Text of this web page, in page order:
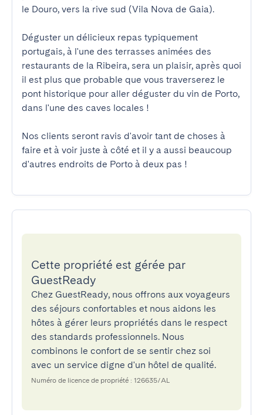
le Douro, vers la rive sud (Vila Nova de Gaia).
Déguster un délicieux repas typiquement
portugais, à l'une des terrasses animées des
restaurants de la Ribeira, sera un plaisir, après quoi
il est plus que probable que vous traverserez le
pont historique pour aller déguster du vin de Porto,
dans l'une des caves locales !
Nos clients seront ravis d'avoir tant de choses à
faire et à voir juste à côté et il y a aussi beaucoup
d'autres endroits de Porto à deux pas !
Cette propriété est gérée par
GuestReady
Chez GuestReady, nous offrons aux voyageurs
des séjours confortables et nous aidons les
hôtes à gérer leurs propriétés dans le respect
des standards professionnels. Nous
combinons le confort de se sentir chez soi
avec un service digne d'un hôtel de qualité.
Numéro de licence de propriété : 126635/AL